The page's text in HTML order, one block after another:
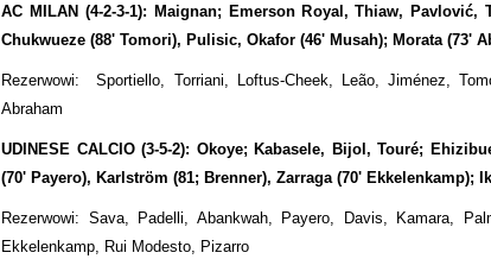
AC MILAN (4-2-3-1): Maignan; Emerson Royal, Thiaw, Pavlović,
Chukwueze (88' Tomori), Pulisic, Okafor (46' Musah); Morata (73'
Rezerwowi:
Sportiello, Torriani, Loftus-Cheek, Leão, Jiménez,
Abraham
UDINESE CALCIO (3-5-2): Okoye; Kabasele, Bijol, Touré;
(70' Payero), Karlström (81; Brenner), Zarraga (70' Ekkelenkamp);
Rezerwowi: Sava, Padelli, Abankwah, Payero, Davis, Kamara,
Ekkelenkamp, Rui Modesto, Pizarro